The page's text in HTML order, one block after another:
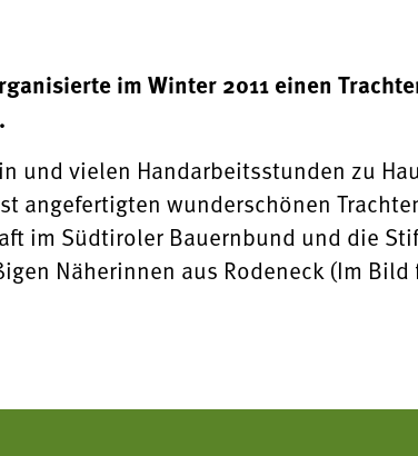
im Winter 2011 einen
und vielen Handarbeitsstunden zu
angefertigten wunderschönen
im Südtiroler Bauernbund und die
Näherinnen aus Rodeneck (Im